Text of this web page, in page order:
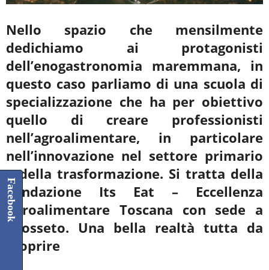
Nello spazio che mensilmente
dedichiamo ai protagonisti
dell’enogastronomia maremmana, in
questo caso parliamo di una scuola di
specializzazione che ha per obiettivo
quello di creare professionisti
nell’agroalimentare, in particolare
nell’innovazione nel settore primario
e della trasformazione. Si tratta della
Fondazione Its Eat – Eccellenza
Agroalimentare Toscana con sede a
Grosseto. Una bella realtà tutta da
scoprire
Facebook